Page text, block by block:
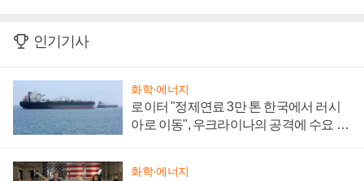
인기기사
화학·에너지
로이터 "정제연료 3만 톤 한국에서 러시
아로 이동", 우크라이나의 공격에 수요 늘
화학·에너지